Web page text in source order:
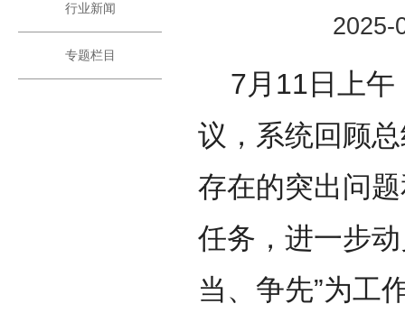
行业新闻
专题栏目
2025-
7月11日上午
议，系统回顾
存在的突出问
任务，进一步
当、争先”为工